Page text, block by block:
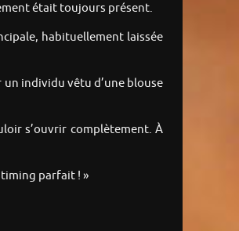
était toujours présent.
habituellement laissée
un individu vêtu d’une blouse
s’ouvrir complètement. À
parfait ! »